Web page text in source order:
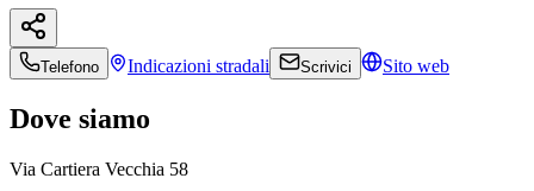
Telefono Indicazioni stradali Scrivici Sito web
Dove siamo
Via Cartiera Vecchia 58